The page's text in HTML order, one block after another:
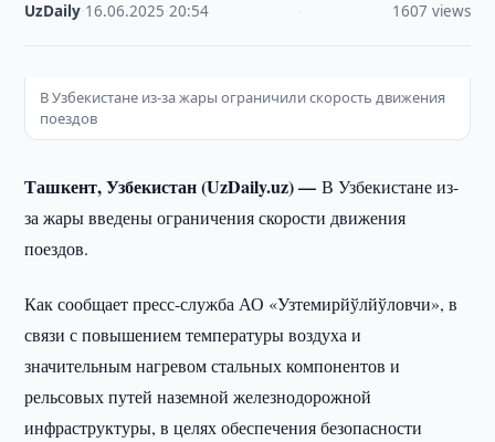
UzDaily 16.06.2025 ·20:54 1607 views
В Узбекистане из-за жары ограничили скорость движения
поездов
Ташкент, Узбекистан (UzDaily.uz) —В Узбекистане из-
за жары введены ограничения скорости движения
поездов.
Как сообщает пресс-служба АО «Узтемирйўлйўловчи», в
связи с повышением температуры воздуха и
значительным нагревом стальных компонентов и
рельсовых путей наземной железнодорожной
инфраструктуры, в целях обеспечения безопасности